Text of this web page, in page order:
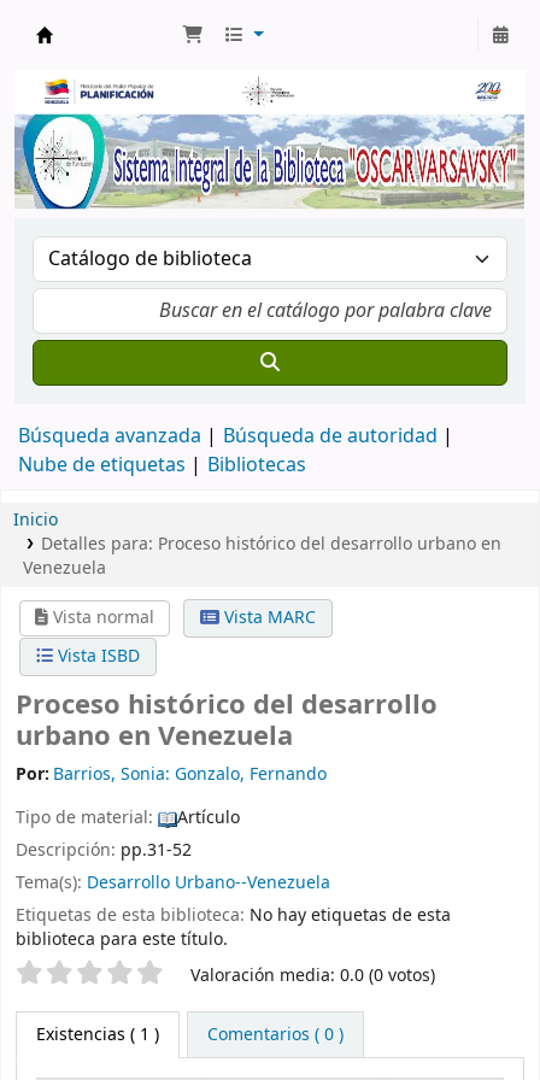
Búsqueda avanzada
Búsqueda de autoridad
Nube de etiquetas
Bibliotecas
Inicio
Detalles para: Proceso histórico del desarrollo urbano en
Venezuela
Vista normal
Vista MARC
Vista ISBD
Proceso histórico del desarrollo
urbano en Venezuela
Por: Barrios, Sonia: Gonzalo, Fernando
Tipo de material:
Artículo
Descripción: pp.31-52
Tema(s): Desarrollo Urbano--Venezuela
Etiquetas de esta biblioteca: No hay etiquetas de esta
biblioteca para este título.
Valoración Valoración media: 0.0 (0 votos)
Existencias ( 1 ) Comentarios ( 0 )